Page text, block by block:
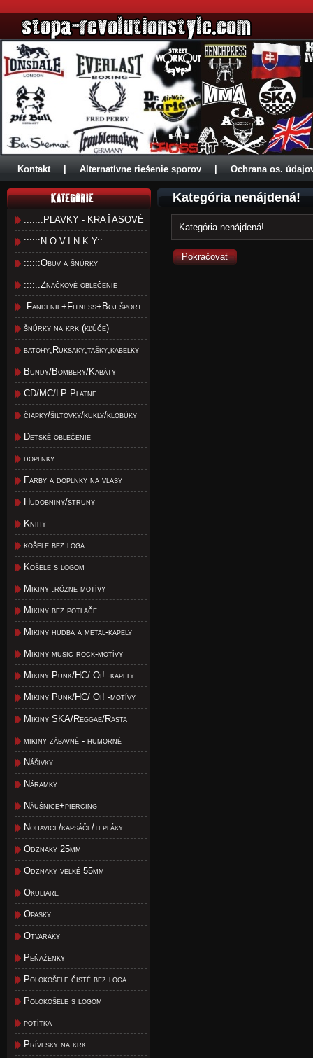
Kontakt Alternatívne riešenie sporov Ochrana os.
:::::::PLAVKY - KRAŤASOVÉ
::::::N.O.V.I.N.K.Y::.
::::::Obuv a šnúrky
::::..Značkové oblečenie
.Fandenie+Fitness+Boj.šport
šnúrky na krk (kľúče)
batohy,Ruksaky,tašky,kabelky
Bundy/Bombery/Kabáty
CD/MC/LP Platne
čiapky/šiltovky/kukly/klobúky
Detské oblečenie
doplnky
Farby a doplnky na vlasy
Hudobniny/struny
Knihy
košele bez loga
Košele s logom
Mikiny .rôzne motívy
Mikiny bez potlače
Mikiny hudba a metal-kapely
Mikiny music rock-motívy
Mikiny Punk/HC/ Oi! -kapely
Mikiny Punk/HC/ Oi! -motívy
Mikiny SKA/Reggae/Rasta
mikiny zábavné - humorné
Nášivky
Náramky
Náušnice+piercing
Nohavice/kapsáče/tepláky
Odznaky 25mm
Odznaky veľké 55mm
Okuliare
Opasky
Otvaráky
Peňaženky
Polokošele čisté bez loga
Polokošele s logom
potítka
Prívesky na krk
Kategória nenájdená!
Kategória nenájdená!
Pokračovať